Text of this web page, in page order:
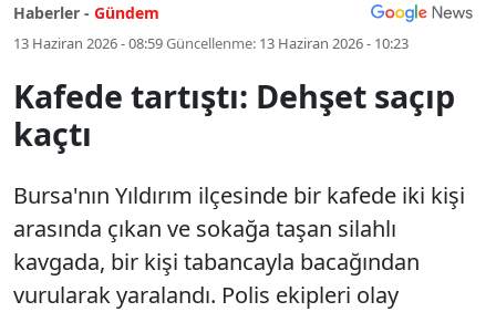
Haberler - Gündem
13 Haziran 2026 - 08:59Güncellenme: 13 Haziran 2026 - 10:23
Kafede tartıştı: Dehşet saçıp
kaçtı
Bursa'nın Yıldırım ilçesinde bir kafede iki kişi
arasında çıkan ve sokağa taşan silahlı
kavgada, bir kişi tabancayla bacağından
vurularak yaralandı. Polis ekipleri olay